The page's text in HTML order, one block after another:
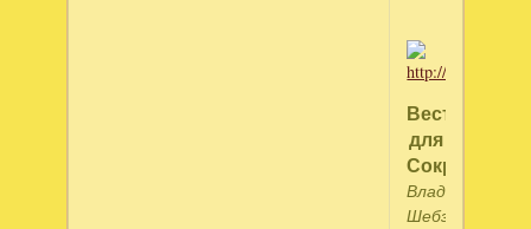
Весть
для
Сократа
Владимир
Шебзухов